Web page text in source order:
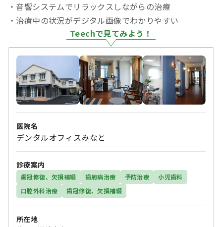
・音響システムでリラックスしながらの治療
・治療中の状況がデジタル画像でわかりやすい
Teechで見てみよう！
医院名
デンタルオフィスみなと
診療案内
歯冠修復、欠損補綴 歯周病治療 予防治療
小児歯科
口腔外科治療
歯冠修復、欠損補綴
所在地